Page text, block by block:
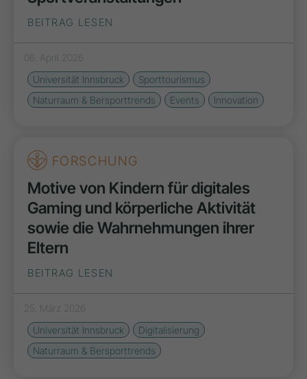
BEITRAG LESEN
06. April 2026
Universität Innsbruck
Sporttourismus
Naturraum & Bersporttrends
Events Innovation
FORSCHUNG
Motive von Kindern für digitales
Gaming und körperliche Aktivität
sowie die Wahrnehmungen ihrer
Eltern
BEITRAG LESEN
25. März 2026
Universität Innsbruck
Digitalisierung
Naturraum & Bersporttrends